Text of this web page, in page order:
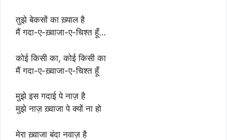
तुझे बेकसों का ख़्याल है
मैं गदा-ए-ख़्वाजा-ए-चिश्त हूँ…
कोई किसी का, कोई किसी का
मैं गदा-ए-ख़्वाजा-ए-चिश्त हूँ
मुझे इस गदाई पे नाज़ है
मुझे नाज़ ख़्वाजा पे क्यों ना हो
मेरा ख़्वाजा बंदा नवाज़ है